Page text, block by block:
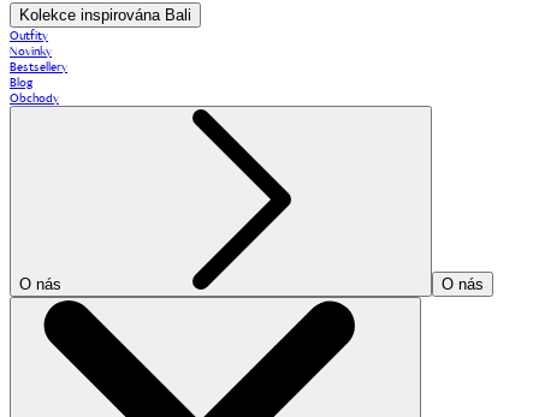
Kolekce inspirována Bali
Outfity
Novinky
Bestsellery
Blog
Obchody
O nás O nás